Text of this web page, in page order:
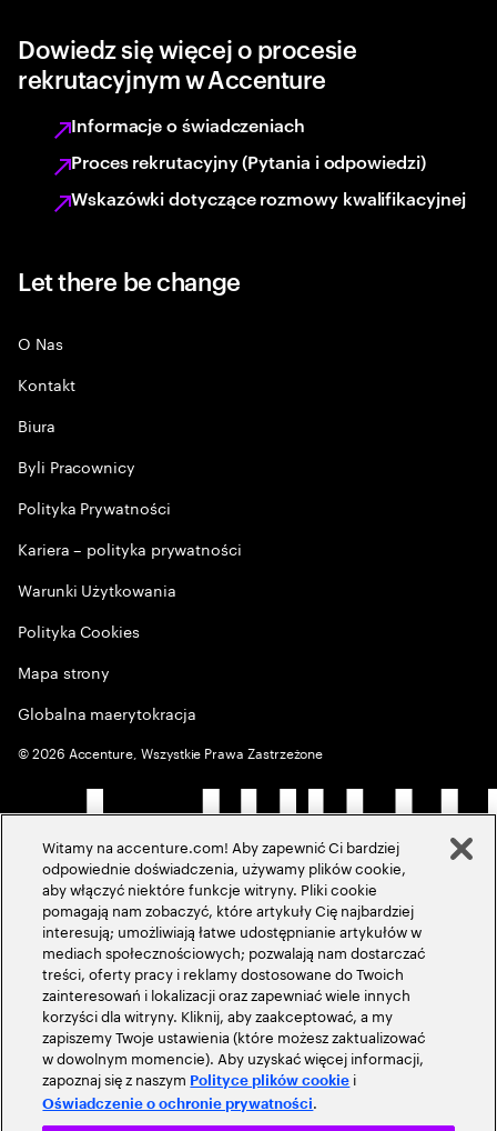
Dowiedz się więcej o procesie
rekrutacyjnym w Accenture
Informacje o świadczeniach
Proces rekrutacyjny (Pytania i odpowiedzi)
Wskazówki dotyczące rozmowy kwalifikacyjnej
Let there be change
O Nas
Kontakt
Biura
Byli Pracownicy
Polityka Prywatności
Kariera – polityka prywatności
Warunki Użytkowania
Polityka Cookies
Mapa strony
Globalna maerytokracja
©2026 Accenture, Wszystkie Prawa Zastrzeżone
Witamy na accenture.com! Aby zapewnić Ci bardziej
odpowiednie doświadczenia, używamy plików cookie,
aby włączyć niektóre funkcje witryny. Pliki cookie
pomagają nam zobaczyć, które artykuły Cię najbardziej
interesują; umożliwiają łatwe udostępnianie artykułów w
mediach społecznościowych; pozwalają nam dostarczać
treści, oferty pracy i reklamy dostosowane do Twoich
zainteresowań i lokalizacji oraz zapewniać wiele innych
korzyści dla witryny. Kliknij, aby zaakceptować, a my
zapiszemy Twoje ustawienia (które możesz zaktualizować
w dowolnym momencie). Aby uzyskać więcej informacji,
zapoznaj się z naszym Polityce plików cookie i
Oświadczenie o ochronie prywatności.